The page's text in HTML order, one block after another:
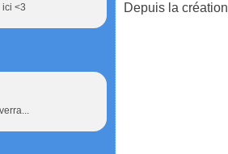
ici <3
Depuis la création